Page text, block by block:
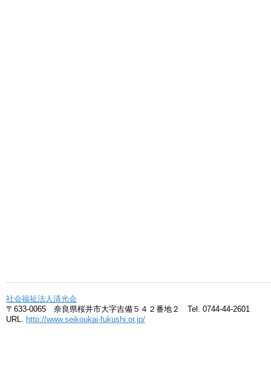
社会福祉法人清光会
〒633-0065 奈良県桜井市大字吉備５４２番地２ Tel. 0744-44-2601
URL. http://www.seikoukai-fukushi.or.jp/